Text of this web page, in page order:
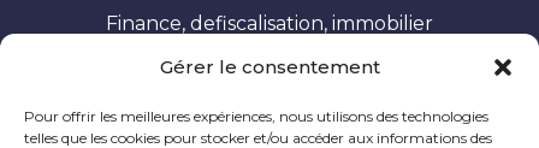
Gérer le consentement
Pour offrir les meilleures expériences, nous utilisons des technologies
telles que les cookies pour stocker et/ou accéder aux informations des
Finance, defiscalisation, immobilier
Vos besoins
Constituer et valoriser son patrimoine